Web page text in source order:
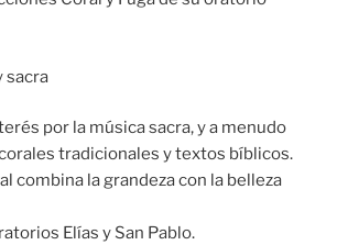
sacra
por la música sacra, y a menudo
tradicionales y textos bíblicos.
combina la grandeza con la belleza
Elías y San Pablo.